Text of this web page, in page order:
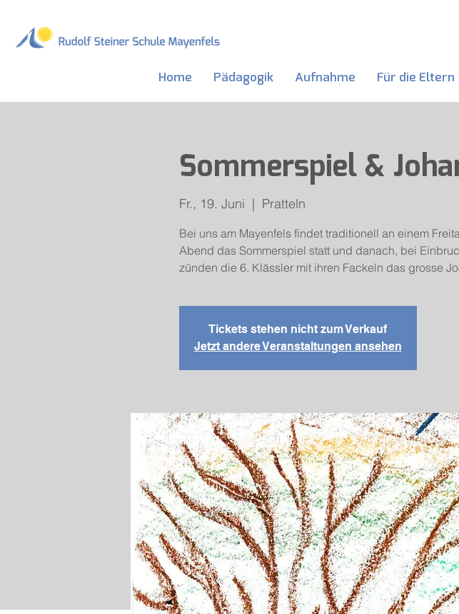
Home Pädagogik Aufnahme Für die Eltern
Sommerspiel &
Fr., 19. Juni
  |
Pratteln
Bei uns am Mayenfels findet traditionell an einem
Abend das Sommerspiel statt und danach, bei
zünden die 6. Klässler mit ihren Fackeln das grosse
Tickets stehen nicht zum Verkauf
Jetzt andere Veranstaltungen ansehen